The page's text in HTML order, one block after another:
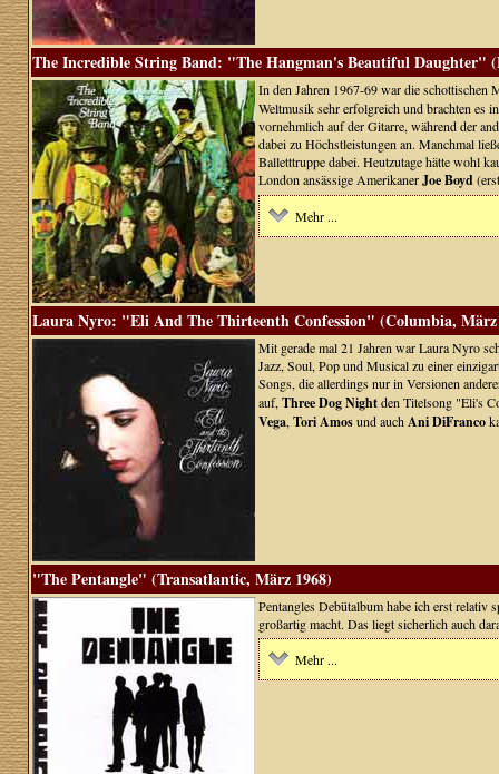
The Incredible String Band: "The Hangman's Beautiful Daughter"
In den Jahren 1967-69 war die schottischen
Weltmusik sehr erfolgreich und brachten es
vornehmlich auf der Gitarre, während der
dabei zu Höchstleistungen an. Manchmal
Balletttruppe dabei. Heutzutage hätte wohl
London ansässige AmerikanerJoe Boyd
Mehr ...
Laura Nyro: "Eli And The Thirteenth Confession" (Columbia, März
Mit gerade mal 21 Jahren war Laura Nyro
Jazz, Soul, Pop und Musical zu einer
Songs, die allerdings nur in Versionen
auf, Three Dog Nightden Titelsong "Eli's
Vega, Tori Amosund auchAni DiFranco
"The Pentangle" (Transatlantic, März 1968)
Pentangles Debütalbum habe ich erst relativ
großartig macht. Das liegt sicherlich auch
Mehr ...